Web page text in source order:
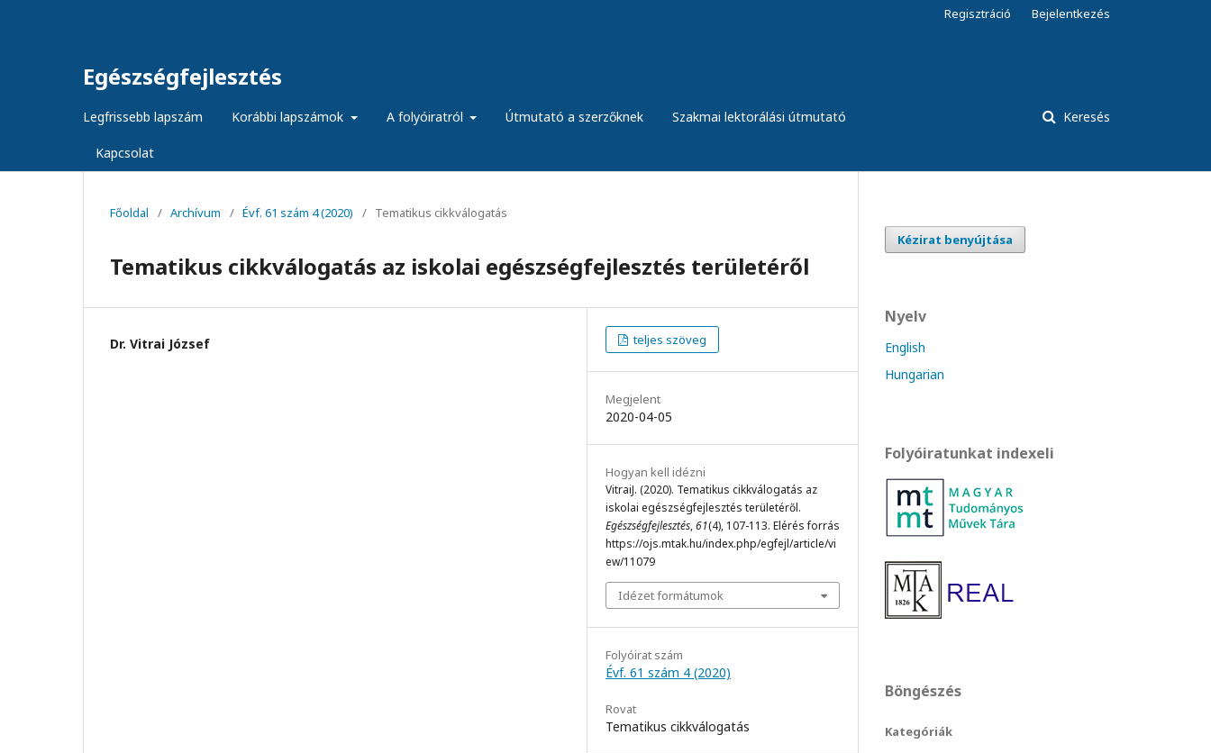
Egészségfejlesztés
Legfrissebb lapszám Korábbi lapszámok A folyóiratról Útmutató a szerzőknek Szakmai lektorálási útmutató
Kapcsolat
Keresés
Regisztráció Bejelentkezés
Főoldal / Archívum / Évf. 61 szám 4 (2020) / Tematikus cikkválogatás
Tematikus cikkválogatás az iskolai egészségfejlesztés területéről
Dr. Vitrai József teljes szöveg
Megjelent
2020-04-05
Hogyan kell idézni
VitraiJ. (2020). Tematikus cikkválogatás az
iskolai egészségfejlesztés területéről.
Egészségfejlesztés,61(4), 107-113. Elérés forrás
https://ojs.mtak.hu/index.php/egfejl/article/vi
ew/11079
Idézet formátumok
Folyóirat szám
Évf. 61 szám 4 (2020)
Rovat
Tematikus cikkválogatás
Kézirat benyújtása
Nyelv
English
Hungarian
Folyóiratunkat indexeli
Böngészés
Kategóriák